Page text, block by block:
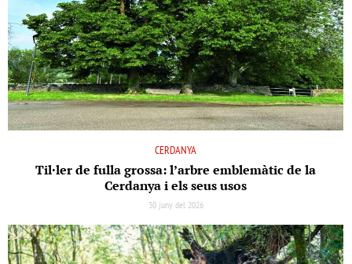
CERDANYA
Til·ler de fulla grossa: l’arbre emblemàtic de la
Cerdanya i els seus usos
30 juny del 2026